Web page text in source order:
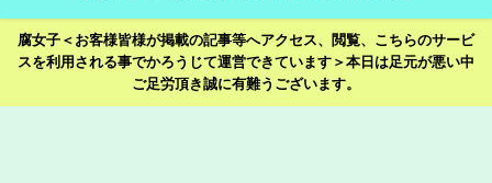
腐女子＜お客様皆様が掲載の記事等へアクセス、閲覧、こちらのサービ
スを利用される事でかろうじて運営できています＞本日は足元が悪い中
ご足労頂き誠に有難うございます。